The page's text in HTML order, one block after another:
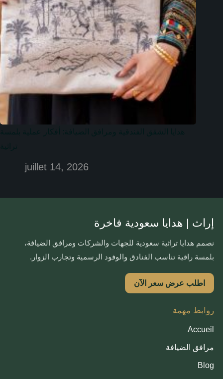
juillet 14, 2026
إراث | هدايا سعودية فاخرة
نصمم هدايا تراثية سعودية للجهات والشركات ومرافق الضيافة،
بلمسة راقية تناسب الفنادق والوفود الرسمية وتجارب الزوار.
اطلب عرض سعر الآن
روابط مهمة
Accueil
مرافق الضيافة
Blog